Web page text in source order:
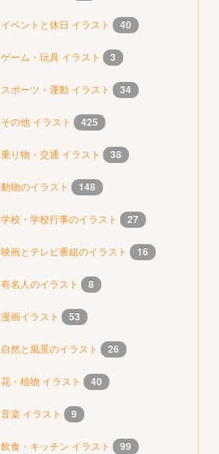
イベントと休日 イラスト 40
ゲーム・玩具 イラスト 3
スポーツ・運動 イラスト 34
その他 イラスト 425
乗り物・交通 イラスト 38
動物のイラスト 148
学校・学校行事のイラスト 27
映画とテレビ番組のイラスト 16
有名人のイラスト 8
漫画イラスト 53
自然と風景のイラスト 26
花・植物 イラスト 40
音楽 イラスト 9
飲食・キッチン イラスト 99